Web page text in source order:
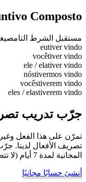
Composto
مستقبل الشرط التام
eutiver vindo
vocêtiver vindo
ele / elativer vindo
nóstivermos vindo
vocêstiverem vindo
eles / elastiverem vindo
جرّب تدريب
تمرّن على هذا الفعل
المجانية لمدة 7 أيام (لا تتطلّب بطاقة ائتمان)!
أنشئ حسابًا مجانيًا